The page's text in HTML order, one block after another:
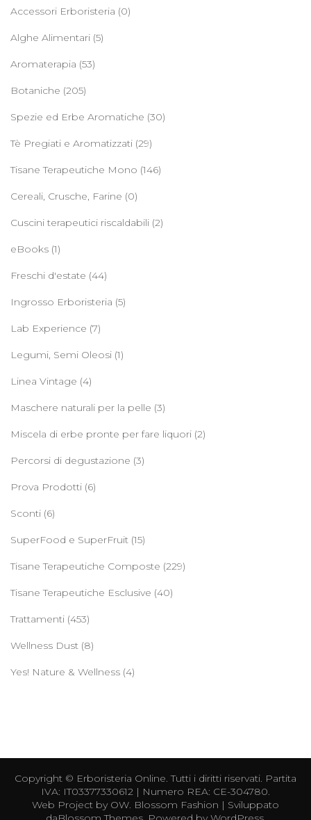
Accessori Erboristeria (0)
Alghe Alimentari (5)
Aromaterapia (53)
Botaniche (205)
Spezie ed Erbe Aromatiche (30)
Tè Pregiati e Aromatizzati (29)
Tisane Terapeutiche Mono (146)
Cereali, Crusche, Farine (0)
Cuscini terapeutici riscaldabili (2)
eBooks (1)
Freschi d'estate (44)
Ingrosso Erboristeria (5)
Lab Experience (7)
Legumi, Semi Oleosi (1)
Linea Vintage (4)
Maschere naturali per la pelle (3)
Miscela di erbe pronte per fare liquori (2)
Percorsi di degustazione (3)
Prova Prodotti (6)
Sconti (6)
SuperFood e SuperFruit (15)
Tisane Terapeutiche Composte (229)
Tisane Terapeutiche Esclusive (40)
Trattamenti (453)
Wellness Dust (8)
Yes! Nature & Wellness (4)
Copyright © Erboristeria Online. Tutti i diritti riservati. Partita
IVA: IT03377330612 | Numero REA: CE-304780.
Web Project by OW. Blossom Fashion | Sviluppato